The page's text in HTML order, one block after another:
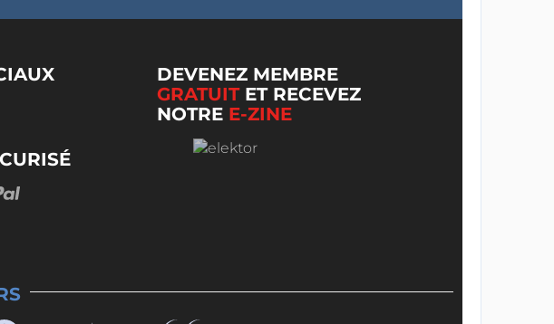
DEVENEZ MEMBRE
GRATUITET RECEVEZ
NOTRE E-ZINE